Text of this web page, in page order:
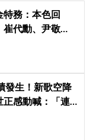
特務：本色回
崔代勳、尹敬
發生！新歌空降
正感動喊：「連